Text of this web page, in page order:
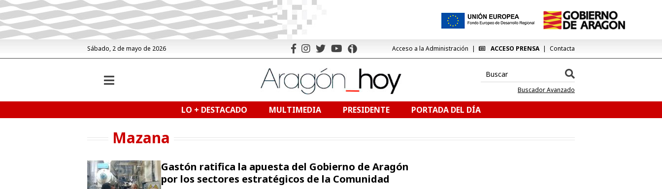
Sábado, 2 de mayo de 2026 Acceso a la Administración ACCESO PRENSA Contacta
Buscador Avanzado
LO + DESTACADO MULTIMEDIA PRESIDENTE PORTADA DEL DÍA
Mazana
Gastón ratifica la apuesta del Gobierno de Aragón
por los sectores estratégicos de la Comunidad